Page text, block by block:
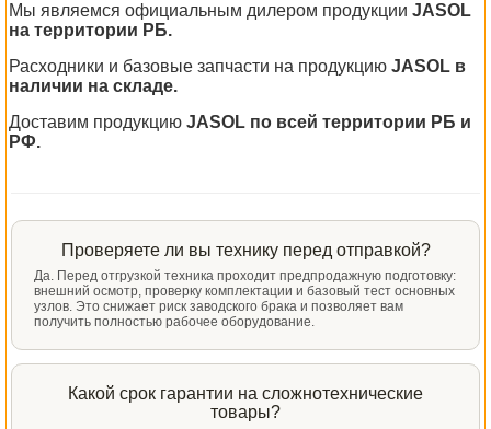
Мы являемся официальным дилером продукции JASOL
на территории РБ.
Расходники и базовые запчасти на продукцию JASOL в
наличии на складе.
Доставим продукцию JASOL по всей территории РБ и
РФ.
Проверяете ли вы технику перед отправкой?
Да. Перед отгрузкой техника проходит предпродажную подготовку:
внешний осмотр, проверку комплектации и базовый тест основных
узлов. Это снижает риск заводского брака и позволяет вам
получить полностью рабочее оборудование.
Какой срок гарантии на сложнотехнические
товары?